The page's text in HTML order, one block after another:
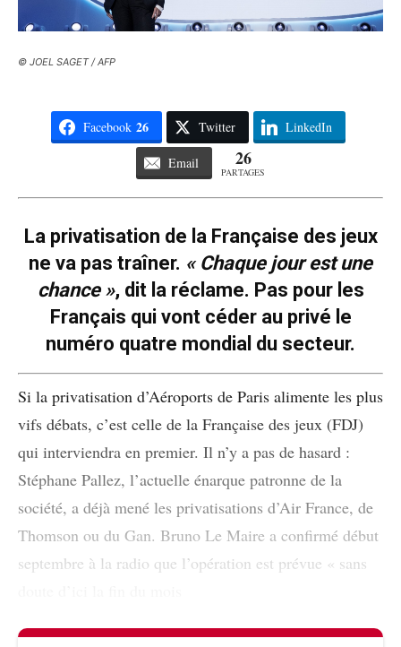
© JOEL SAGET / AFP
Facebook 26 Twitter LinkedIn
Email 26
PARTAGES
La privatisation de la Française des jeux
ne va pas traîner. « Chaque jour est une
chance », dit la réclame. Pas pour les
Français qui vont céder au privé le
numéro quatre mondial du secteur.
Si la privatisation d’Aéroports de Paris alimente les plus
vifs débats, c’est celle de la Française des jeux (FDJ)
qui interviendra en premier. Il n’y a pas de hasard :
Stéphane Pallez, l’actuelle énarque patronne de la
société, a déjà mené les privatisations d’Air France, de
Thomson ou du Gan. Bruno Le Maire a confirmé début
septembre à la radio que l’opération est prévue « sans